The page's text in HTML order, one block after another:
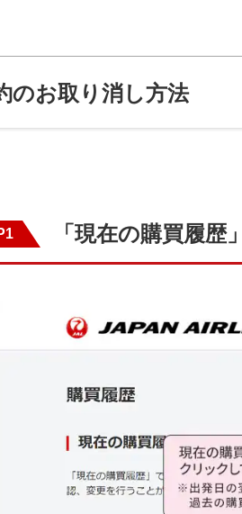
のお取り消し方法
「現在の購買履歴